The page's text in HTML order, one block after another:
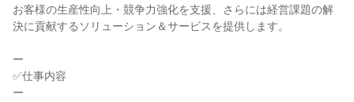
お客様の生産性向上・競争力強化を支援、さらには経営課題の解
決に貢献するソリューション＆サービスを提供します。
ー
✅仕事内容
ー